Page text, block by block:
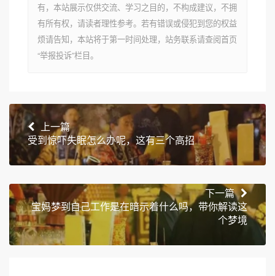
有，本站展示仅供交流、学习之目的，不构成建议，不拥
有所有权，请读者理性参考。若有错误或侵犯到您的权益
烦请告知，本站将于第一时间处理，站务联系请查阅首页
“举报投诉”栏目。
上一篇
受到惊吓失眠怎么办呢，这有三个高招
下一篇
宝妈梦到自己工作是在暗示着什么吗，带你解读这
个梦境